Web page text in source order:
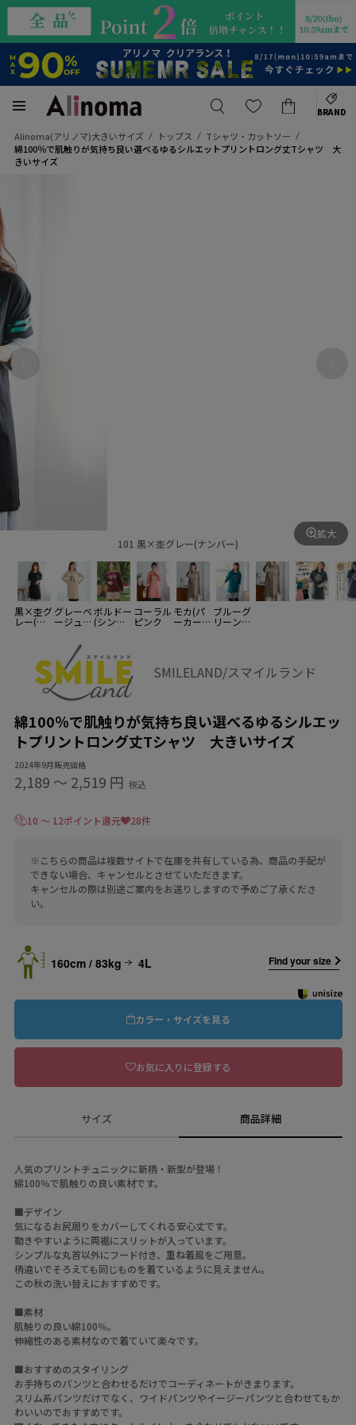
BRAND
Alinoma(アリノマ)大きいサイズ トップス
Tシャツ・カットソー
綿100％で肌触りが気持ち良い選べるゆるシルエットプリントロング丈Tシャツ 大
きいサイズ
101 黒×杢グレー(ナンバー)
拡大
黒×杢グ
レー(ナ
グレーベ
ージュ
ボルドー
(シンプ
コーラル
ピンク
モカ(パ
ーカー・
ブルーグ
リーン×
SMILELAND/スマイルランド
綿100％で肌触りが気持ち良い選べるゆるシルエッ
トプリントロング丈Tシャツ 大きいサイズ
2024年9月販売価格
2,189 〜 2,519 円 税込
10 ～ 12ポイント還元 28件
※こちらの商品は複数サイトで在庫を共有している為、商品の手配が
できない場合、キャンセルとさせていただきます。
キャンセルの際は別途ご案内をお送りしますので予めご了承くださ
い。
160cm / 83kg 4L Find your size
カラー・サイズを見る
お気に入りに登録する
サイズ 商品詳細
人気のプリントチュニックに新柄・新型が登場！
綿100％で肌触りの良い素材です。
■デザイン
気になるお尻周りをカバーしてくれる安心丈です。
動きやすいように両裾にスリットが入っています。
シンプルな丸首以外にフード付き、重ね着風をご用意。
柄違いでそろえても同じものを着ているように見えません。
この秋の洗い替えにおすすめです。
■素材
肌触りの良い綿100％。
伸縮性のある素材なので着ていて楽々です。
■おすすめのスタイリング
お手持ちのパンツと合わせるだけでコーディネートがきまります。
スリム系パンツだけでなく、ワイドパンツやイージーパンツと合わせてもか
わいいのでおすすめです。